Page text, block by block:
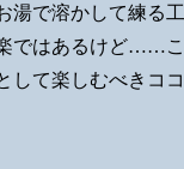
湯で溶かして練る工
ではあるけど……こ
して楽しむべきココ